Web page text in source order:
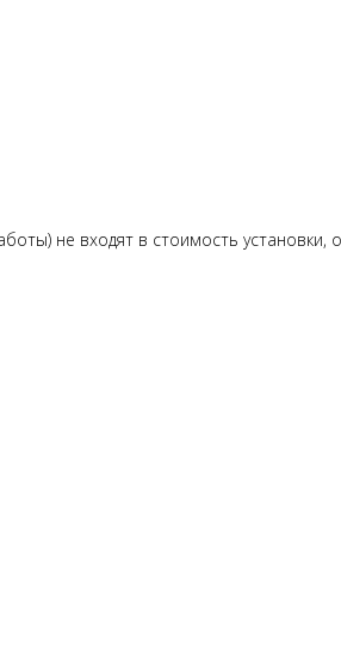
не входят в стоимость установки,